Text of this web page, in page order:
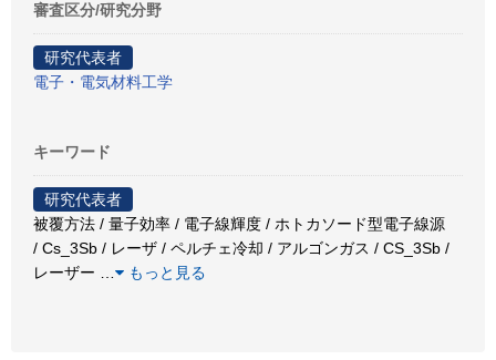
審査区分/研究分野
研究代表者
電子・電気材料工学
キーワード
研究代表者
被覆方法 / 量子効率 / 電子線輝度 / ホトカソード型電子線源
/ Cs_3Sb / レーザ / ペルチェ冷却 / アルゴンガス / CS_3Sb /
レーザー
もっと見る